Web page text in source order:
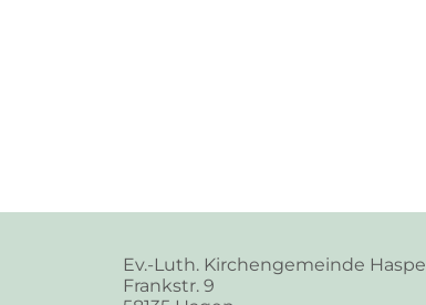
Ev.-Luth. Kirchengemeinde Haspe
Frankstr. 9